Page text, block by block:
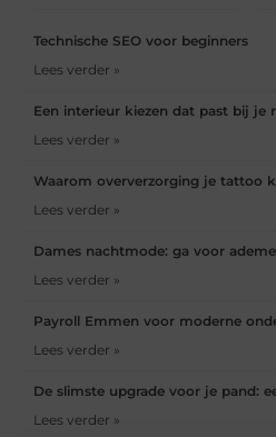
Technische SEO voor beginners
Lees verder »
Een interieur kiezen dat past bij je
Lees verder »
Waarom oververzorging je tattoo
Lees verder »
Dames nachtmode: ga voor
Lees verder »
Payroll Emmen voor moderne
Lees verder »
De slimste upgrade voor je pand:
Lees verder »